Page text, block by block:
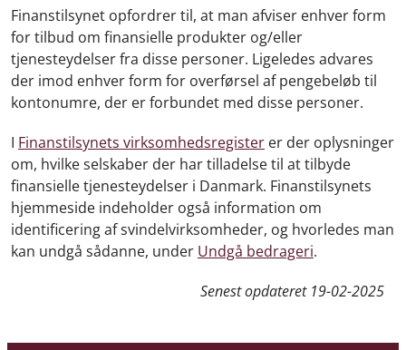
Finanstilsynet opfordrer til, at man afviser enhver form
for tilbud om finansielle produkter og/eller
tjenesteydelser fra disse personer. Ligeledes advares
der imod enhver form for overførsel af pengebeløb til
kontonumre, der er forbundet med disse personer.
I Finanstilsynets virksomhedsregister er der oplysninger
om, hvilke selskaber der har tilladelse til at tilbyde
finansielle tjenesteydelser i Danmark. Finanstilsynets
hjemmeside indeholder også information om
identificering af svindelvirksomheder, og hvorledes man
kan undgå sådanne, under Undgå bedrageri.
Senest opdateret 19-02-2025